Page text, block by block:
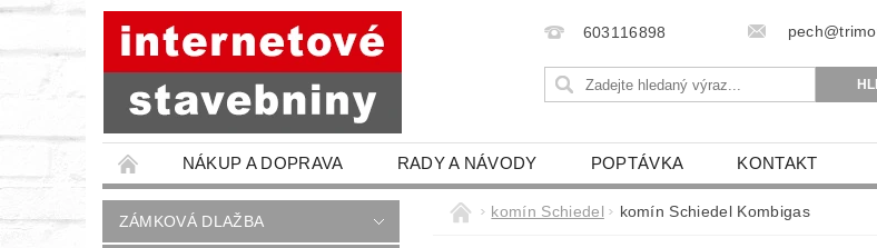
603116898
NÁKUP A DOPRAVA RADY A NÁVODY POPTÁVKA KONTAKT
ZÁMKOVÁ DLAŽBA
komín Schiedel komín Schiedel Kombigas